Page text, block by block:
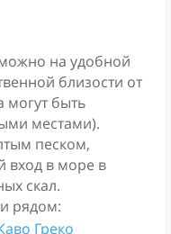
на удобной
близости от
могут быть
местами).
песком,
вход в море в
скал.
рядом:
Греко